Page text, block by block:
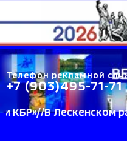
Телефон рекламной
+7 (903)495-71-71
В Лескенском